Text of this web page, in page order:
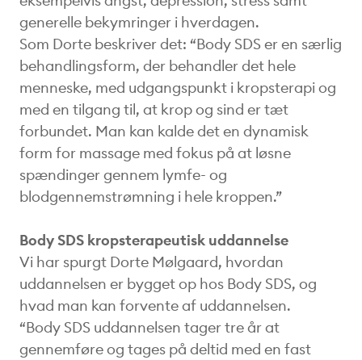
generelle bekymringer i hverdagen.
Som Dorte beskriver det: “Body SDS er en særlig
behandlingsform, der behandler det hele
menneske, med udgangspunkt i kropsterapi og
med en tilgang til, at krop og sind er tæt
forbundet. Man kan kalde det en dynamisk
form for massage med fokus på at løsne
spændinger gennem lymfe- og
blodgennemstrømning i hele kroppen.”
Body SDS kropsterapeutisk uddannelse
Vi har spurgt Dorte Mølgaard, hvordan
uddannelsen er bygget op hos Body SDS, og
hvad man kan forvente af uddannelsen.
“Body SDS uddannelsen tager tre år at
gennemføre og tages på deltid med en fast